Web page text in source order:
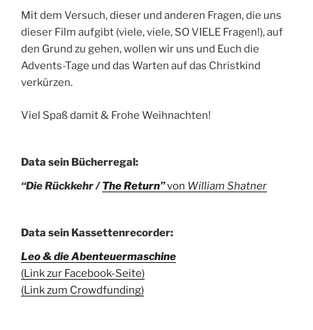
Mit dem Versuch, dieser und anderen Fragen, die uns
dieser Film aufgibt (viele, viele, SO VIELE Fragen!), auf
den Grund zu gehen, wollen wir uns und Euch die
Advents-Tage und das Warten auf das Christkind
verkürzen.
Viel Spaß damit & Frohe Weihnachten!
Data sein Bücherregal:
“Die Rückkehr /The Return”von William Shatner
Data sein Kassettenrecorder:
Leo & die Abenteuermaschine
(Link zur Facebook-Seite)
(Link zum Crowdfunding)